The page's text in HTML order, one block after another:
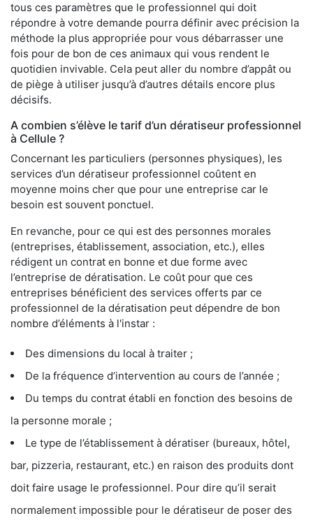
tous ces paramètres que le professionnel qui doit
répondre à votre demande pourra définir avec précision la
méthode la plus appropriée pour vous débarrasser une
fois pour de bon de ces animaux qui vous rendent le
quotidien invivable. Cela peut aller du nombre d’appât ou
de piège à utiliser jusqu’à d’autres détails encore plus
décisifs.
A combien s’élève le tarif d’un dératiseur professionnel
à Cellule ?
Concernant les particuliers (personnes physiques), les
services d’un dératiseur professionnel coûtent en
moyenne moins cher que pour une entreprise car le
besoin est souvent ponctuel.
En revanche, pour ce qui est des personnes morales
(entreprises, établissement, association, etc.), elles
rédigent un contrat en bonne et due forme avec
l’entreprise de dératisation. Le coût pour que ces
entreprises bénéficient des services offerts par ce
professionnel de la dératisation peut dépendre de bon
nombre d’éléments à l'instar :
Des dimensions du local à traiter ;
De la fréquence d’intervention au cours de l’année ;
Du temps du contrat établi en fonction des besoins de
la personne morale ;
Le type de l’établissement à dératiser (bureaux, hôtel,
bar, pizzeria, restaurant, etc.) en raison des produits dont
doit faire usage le professionnel. Pour dire qu’il serait
normalement impossible pour le dératiseur de poser des